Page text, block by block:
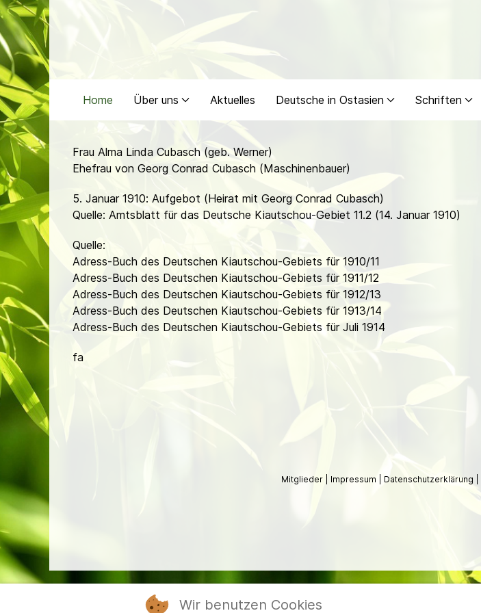
Home Über uns Aktuelles Deutsche in Ostasien Schriften
Frau Alma Linda Cubasch (geb. Werner)
Ehefrau von Georg Conrad Cubasch (Maschinenbauer)
5. Januar 1910: Aufgebot (Heirat mit Georg Conrad Cubasch)
Quelle: Amtsblatt für das Deutsche Kiautschou-Gebiet 11.2 (14. Januar 1910)
Quelle:
Adress-Buch des Deutschen Kiautschou-Gebiets für 1910/11
Adress-Buch des Deutschen Kiautschou-Gebiets für 1911/12
Adress-Buch des Deutschen Kiautschou-Gebiets für 1912/13
Adress-Buch des Deutschen Kiautschou-Gebiets für 1913/14
Adress-Buch des Deutschen Kiautschou-Gebiets für Juli 1914
fa
Mitglieder Impressum Datenschutzerklärung
Wir benutzen Cookies